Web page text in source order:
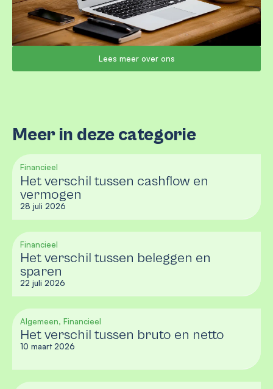
Lees meer over ons
Meer in deze categorie
Financieel
Het verschil tussen cashflow en
vermogen
28 juli 2026
Financieel
Het verschil tussen beleggen en
sparen
22 juli 2026
Algemeen, Financieel
Het verschil tussen bruto en netto
10 maart 2026